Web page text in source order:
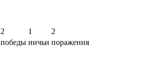
2 1
2
победы ничьи поражения